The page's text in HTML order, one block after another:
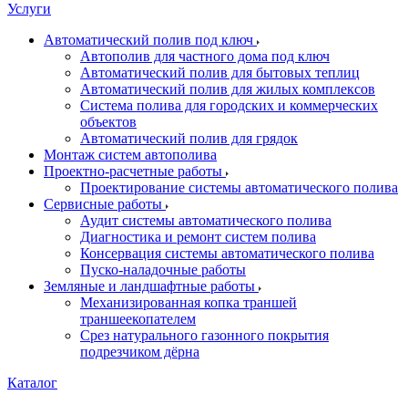
Услуги
Автоматический полив под ключ
Автополив для частного дома под ключ
Автоматический полив для бытовых теплиц
Автоматический полив для жилых комплексов
Система полива для городских и коммерческих
объектов
Автоматический полив для грядок
Монтаж систем автополива
Проектно-расчетные работы
Проектирование системы автоматического полива
Сервисные работы
Аудит системы автоматического полива
Диагностика и ремонт систем полива
Консервация системы автоматического полива
Пуско-наладочные работы
Земляные и ландшафтные работы
Механизированная копка траншей
траншеекопателем
Срез натурального газонного покрытия
подрезчиком дёрна
Каталог